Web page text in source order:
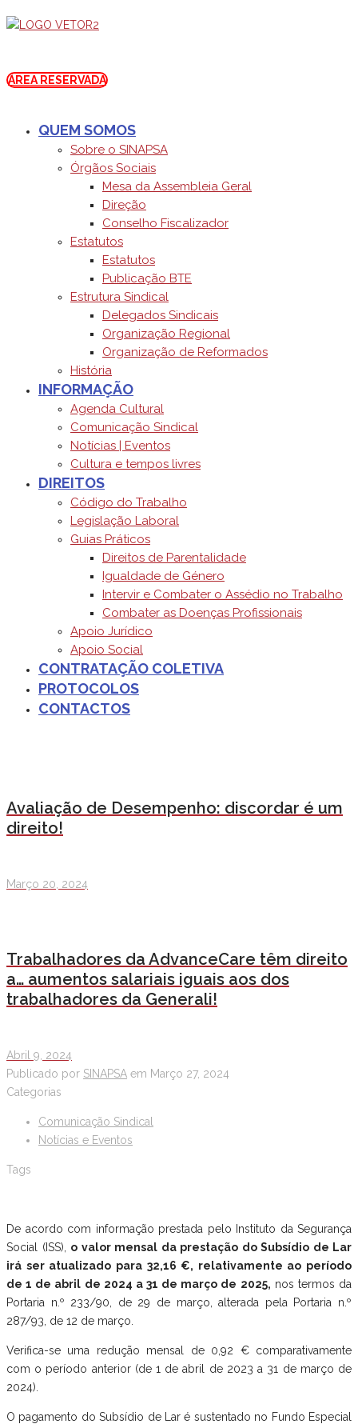
ÁREA RESERVADA
QUEM SOMOS
Sobre o SINAPSA
Órgãos Sociais
Mesa da Assembleia Geral
Direção
Conselho Fiscalizador
Estatutos
Estatutos
Publicação BTE
Estrutura Sindical
Delegados Sindicais
Organização Regional
Organização de Reformados
História
INFORMAÇÃO
Agenda Cultural
Comunicação Sindical
Notícias | Eventos
Cultura e tempos livres
DIREITOS
Código do Trabalho
Legislação Laboral
Guias Práticos
Direitos de Parentalidade
Igualdade de Género
Intervir e Combater o Assédio no Trabalho
Combater as Doenças Profissionais
Apoio Jurídico
Apoio Social
CONTRATAÇÃO COLETIVA
PROTOCOLOS
CONTACTOS
Avaliação de Desempenho: discordar é um
direito!
Março 20, 2024
Trabalhadores da AdvanceCare têm direito
a… aumentos salariais iguais aos dos
trabalhadores da Generali!
Abril 9, 2024
Publicado por SINAPSA em Março 27, 2024
Categorias
Comunicação Sindical
Notícias e Eventos
Tags
De acordo com informação prestada pelo Instituto da Segurança
Social (ISS), o valor mensal da prestação do Subsídio de Lar
irá ser atualizado para 32,16 €, relativamente ao período
de 1 de abril de 2024 a 31 de março de 2025, nos termos da
Portaria n.º 233/90, de 29 de março, alterada pela Portaria n.º
287/93, de 12 de março.
Verifica-se uma redução mensal de 0,92 € comparativamente
com o período anterior (de 1 de abril de 2023 a 31 de março de
2024).
O pagamento do Subsídio de Lar é sustentado no Fundo Especial